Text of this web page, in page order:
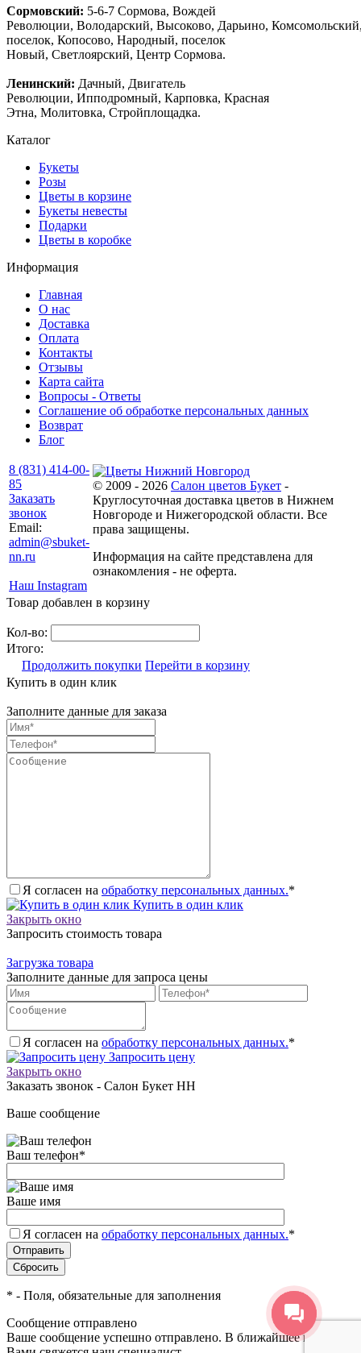
Сормовский: 5-6-7 Сормова, Вождей
Революции, Володарский, Высоково, Дарьино,
поселок, Копосово, Народный, поселок
Новый, Светлоярский, Центр Сормова.
Ленинский: Дачный, Двигатель
Революции, Ипподромный, Карповка, Красная
Этна, Молитовка, Стройплощадка.
Каталог
Букеты
Розы
Цветы в корзине
Букеты невесты
Подарки
Цветы в коробке
Информация
Главная
О нас
Доставка
Оплата
Контакты
Отзывы
Карта сайта
Вопросы - Ответы
Соглашение об обработке персональных данных
Возврат
Блог
8 (831) 414-00-
85
Заказать
звонок
Email:
admin@sbuket-
nn.ru
Наш Instagram
© 2009 - 2026 Салон цветов Букет -
Круглосуточная доставка цветов в Нижнем
Новгороде и Нижегородской области. Все
права защищены.
Информация на сайте представлена для
ознакомления - не оферта.
Товар добавлен в корзину
Кол-во:
Итого:
Продолжить покупки Перейти в корзину
Купить в один клик
Заполните данные для заказа
Я согласен на обработку персональных данных.*
Купить в один клик
Закрыть окно
Запросить стоимость товара
Загрузка товара
Заполните данные для запроса цены
Я согласен на обработку персональных данных.*
Запросить цену
Закрыть окно
Заказать звонок - Салон Букет НН
Ваше сообщение
Ваш телефон*
Ваше имя
Я согласен на обработку персональных данных.*
* - Поля, обязательные для заполнения
Сообщение отправлено
Ваше сообщение успешно отправлено. В ближайшее время с